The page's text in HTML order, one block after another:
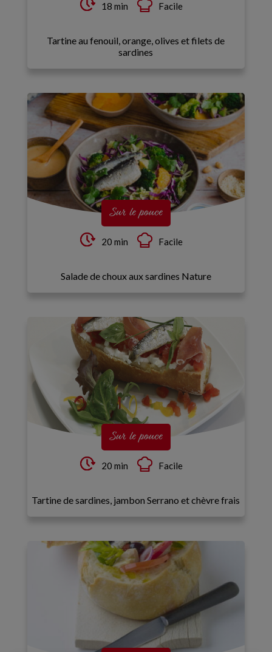
18 min Facile
Tartine au fenouil, orange, olives et filets de
sardines
Sur le pouce
20 min Facile
Salade de choux aux sardines Nature
Sur le pouce
20 min Facile
Tartine de sardines, jambon Serrano et chèvre frais